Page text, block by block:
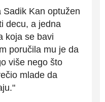
Kan optužen
decu, a jedna
koja se bavi
poručila mu je da
više nego što
mlade da